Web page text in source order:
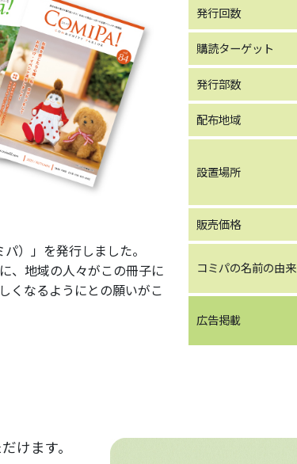
）」を発行しました。
、地域の人々がこの冊子に
くなるようにとの願いがこ
発行回数
購読ターゲット
発行部数
配布地域
設置場所
販売価格
コミパの名前の由来
広告掲載
けます。